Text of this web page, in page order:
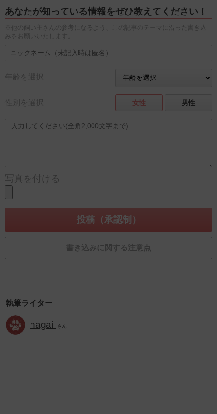
あなたが知っている情報をぜひ教えてください！
※他の飼い主さんの参考になるよう、この記事のテーマに沿った書き込
みをお願いいたします。
年齢を選択
性別を選択 女性 男性
写真を付ける
書き込みに関する注意点
執筆ライター
nagai さん